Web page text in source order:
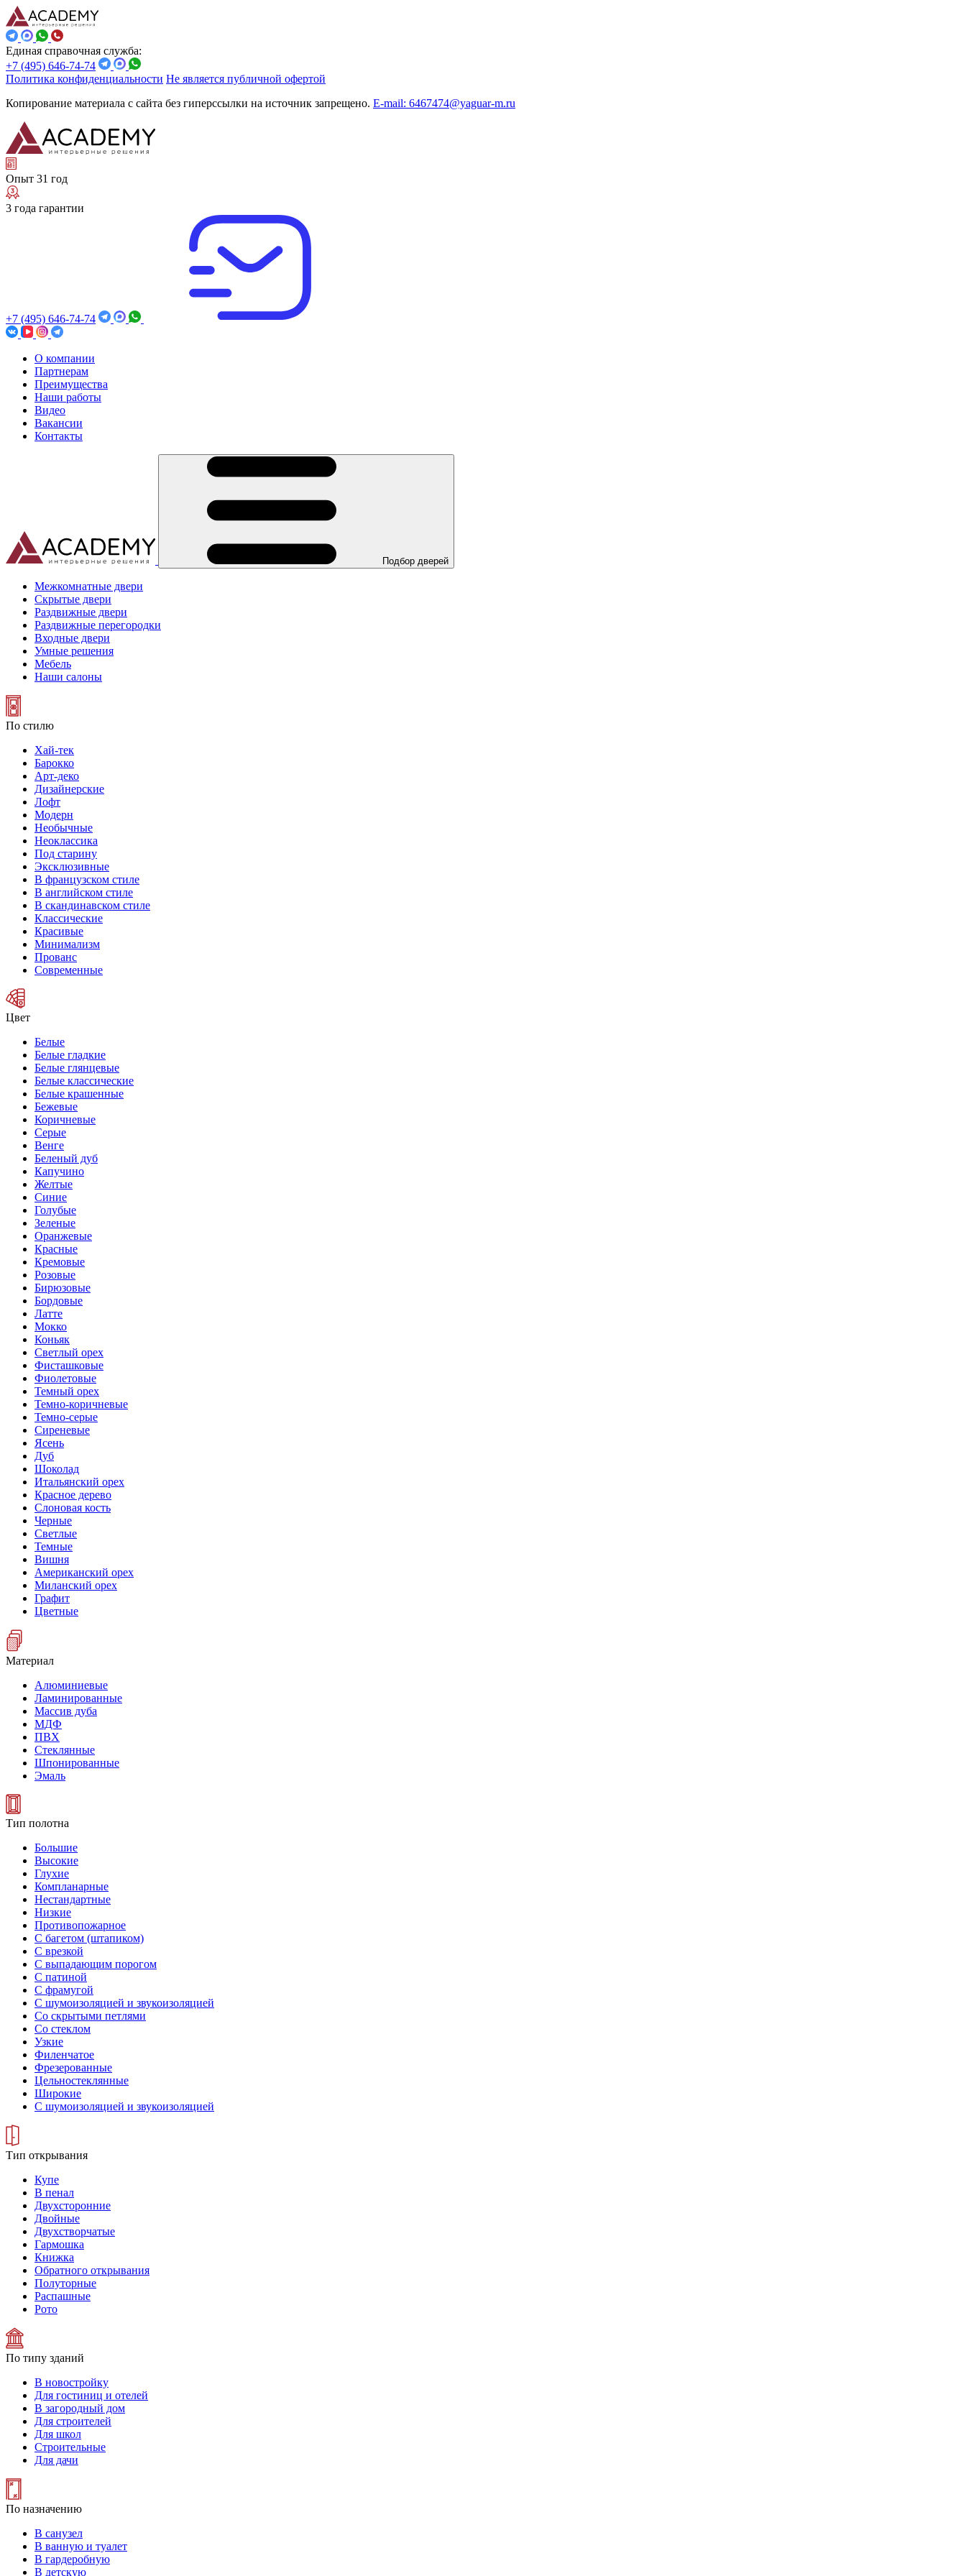
Единая справочная служба:
+7 (495) 646-74-74
Политика конфиденциальности Не является публичной офертой
Копирование материала с сайта без гиперссылки на источник запрещено. E-mail: 6467474@yaguar-m.ru
Опыт 31 год
3 года гарантии
+7 (495) 646-74-74
О компании
Партнерам
Преимущества
Наши работы
Видео
Вакансии
Контакты
Подбор дверей
Межкомнатные двери
Скрытые двери
Раздвижные двери
Раздвижные перегородки
Входные двери
Умные решения
Мебель
Наши салоны
По стилю
Хай-тек
Барокко
Арт-деко
Дизайнерские
Лофт
Модерн
Необычные
Неоклассика
Под старину
Эксклюзивные
В французском стиле
В английском стиле
В скандинавском стиле
Классические
Красивые
Минимализм
Прованс
Современные
Цвет
Белые
Белые гладкие
Белые глянцевые
Белые классические
Белые крашенные
Бежевые
Коричневые
Серые
Венге
Беленый дуб
Капучино
Желтые
Синие
Голубые
Зеленые
Оранжевые
Красные
Кремовые
Розовые
Бирюзовые
Бордовые
Латте
Мокко
Коньяк
Светлый орех
Фисташковые
Фиолетовые
Темный орех
Темно-коричневые
Темно-серые
Сиреневые
Ясень
Дуб
Шоколад
Итальянский орех
Красное дерево
Слоновая кость
Черные
Светлые
Темные
Вишня
Американский орех
Миланский орех
Графит
Цветные
Материал
Алюминиевые
Ламинированные
Массив дуба
МДФ
ПВХ
Стеклянные
Шпонированные
Эмаль
Тип полотна
Большие
Высокие
Глухие
Компланарные
Нестандартные
Низкие
Противопожарное
С багетом (штапиком)
С врезкой
С выпадающим порогом
С патиной
С фрамугой
С шумоизоляцией и звукоизоляцией
Со скрытыми петлями
Со стеклом
Узкие
Филенчатое
Фрезерованные
Цельностеклянные
Широкие
С шумоизоляцией и звукоизоляцией
Тип открывания
Купе
В пенал
Двухсторонние
Двойные
Двухстворчатые
Гармошка
Книжка
Обратного открывания
Полуторные
Распашные
Рото
По типу зданий
В новостройку
Для гостиниц и отелей
В загородный дом
Для строителей
Для школ
Строительные
Для дачи
По назначению
В санузел
В ванную и туалет
В гардеробную
В детскую